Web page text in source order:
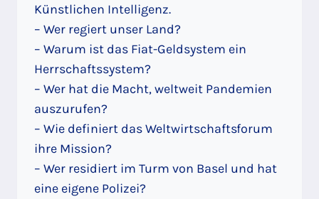
Künstlichen Intelligenz.
– Wer regiert unser Land?
– Warum ist das Fiat-Geldsystem ein
Herrschaftssystem?
– Wer hat die Macht, weltweit Pandemien
auszurufen?
– Wie definiert das Weltwirtschaftsforum
ihre Mission?
– Wer residiert im Turm von Basel und hat
eine eigene Polizei?